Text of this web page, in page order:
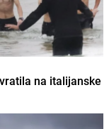
na italijanske